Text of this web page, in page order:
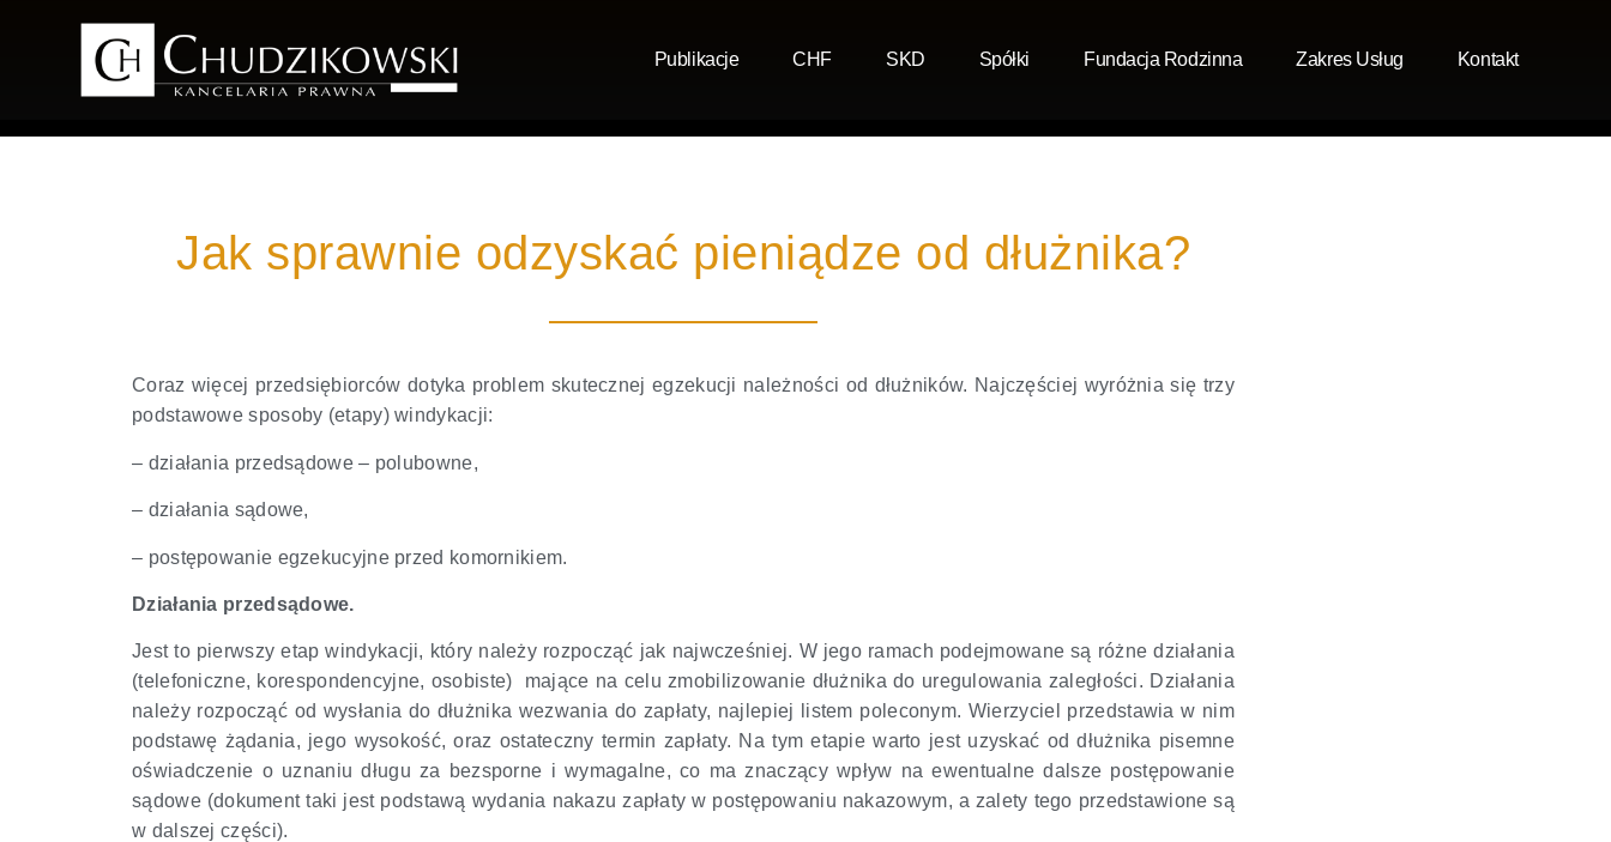
Publikacje CHF SKD Spółki Fundacja Rodzinna Zakres Usług Kontakt
Jak sprawnie odzyskać pieniądze od dłużnika?
Coraz więcej przedsiębiorców dotyka problem skutecznej egzekucji należności od dłużników. Najczęściej wyróżnia się trzy
podstawowe sposoby (etapy) windykacji:
– działania przedsądowe – polubowne,
– działania sądowe,
– postępowanie egzekucyjne przed komornikiem.
Działania przedsądowe.
Jest to pierwszy etap windykacji, który należy rozpocząć jak najwcześniej. W jego ramach podejmowane są różne działania
(telefoniczne, korespondencyjne, osobiste) mające na celu zmobilizowanie dłużnika do uregulowania zaległości. Działania
należy rozpocząć od wysłania do dłużnika wezwania do zapłaty, najlepiej listem poleconym. Wierzyciel przedstawia w nim
podstawę żądania, jego wysokość, oraz ostateczny termin zapłaty. Na tym etapie warto jest uzyskać od dłużnika pisemne
oświadczenie o uznaniu długu za bezsporne i wymagalne, co ma znaczący wpływ na ewentualne dalsze postępowanie
sądowe (dokument taki jest podstawą wydania nakazu zapłaty w postępowaniu nakazowym, a zalety tego przedstawione są
w dalszej części).